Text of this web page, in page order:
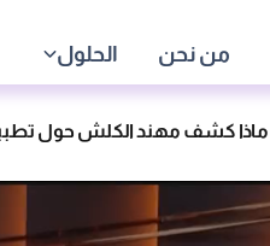
من نحن الحلول
ماذا كشف مهند الكلش حول